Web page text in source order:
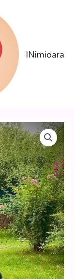
INimioara